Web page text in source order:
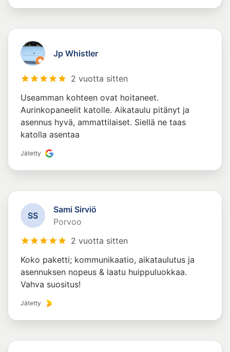
Jp Whistler
2 vuotta sitten
Useamman kohteen ovat hoitaneet.
Aurinkopaneelit katolle. Aikataulu pitänyt ja
asennus hyvä, ammattilaiset. Siellä ne taas
katolla asentaa
Jätetty
SS
Sami Sirviö
Porvoo
2 vuotta sitten
Koko paketti; kommunikaatio, aikataulutus ja
asennuksen nopeus & laatu huippuluokkaa.
Vahva suositus!
Jätetty